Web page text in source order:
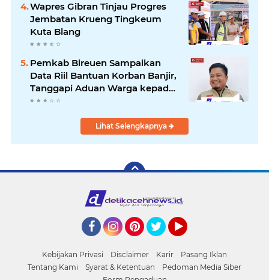
Wapres Gibran Tinjau Progres
Jembatan Krueng Tingkeum
Kuta Blang
Pemkab Bireuen Sampaikan
Data Riil Bantuan Korban Banjir,
Tanggapi Aduan Warga kepada
Wapres
Lihat Selengkapnya
Kebijakan Privasi Disclaimer Karir
Pasang Iklan
Tentang Kami
Syarat & Ketentuan
Pedoman Media Siber